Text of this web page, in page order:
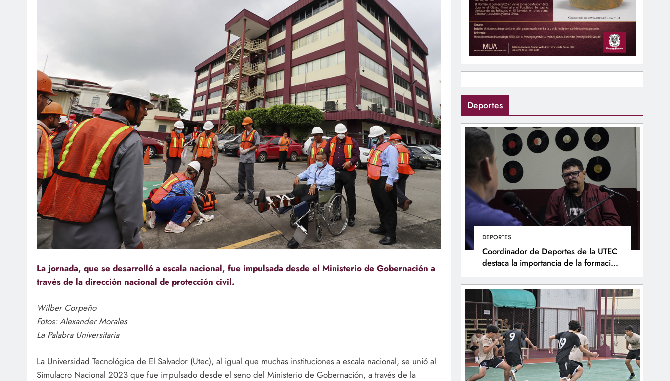
La jornada, que se desarrolló a escala nacional, fue impulsada desde el Ministerio de Gobernación a
través de la dirección nacional de protección civil.
Wilber Corpeño
Fotos: Alexander Morales
La Palabra Universitaria
La Universidad Tecnológica de El Salvador (Utec), al igual que muchas instituciones a escala nacional, se unió al
Simulacro Nacional 2023 que fue impulsado desde el seno del Ministerio de Gobernación, a través de la
Deportes
DEPORTES
Coordinador de Deportes de la UTEC
destaca la importancia de la formación